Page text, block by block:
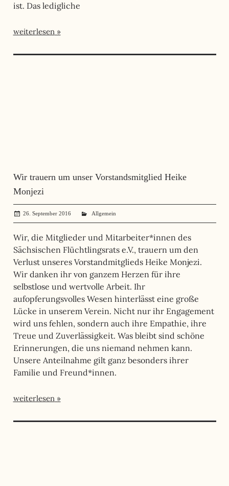
ist. Das ledigliche
weiterlesen
Wir trauern um unser Vorstandsmitglied Heike
Monjezi
26. September 2016 administrator
Allgemein
Wir, die Mitglieder und Mitarbeiter*innen des
Sächsischen Flüchtlingsrats e.V., trauern um den
Verlust unseres Vorstandmitglieds Heike Monjezi.
Wir danken ihr von ganzem Herzen für ihre
selbstlose und wertvolle Arbeit. Ihr
aufopferungsvolles Wesen hinterlässt eine große
Lücke in unserem Verein. Nicht nur ihr Engagement
wird uns fehlen, sondern auch ihre Empathie, ihre
Treue und Zuverlässigkeit. Was bleibt sind schöne
Erinnerungen, die uns niemand nehmen kann.
Unsere Anteilnahme gilt ganz besonders ihrer
Familie und Freund*innen.
weiterlesen